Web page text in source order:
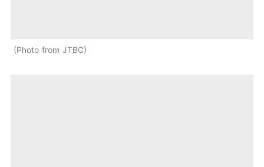
Photo from JTBC